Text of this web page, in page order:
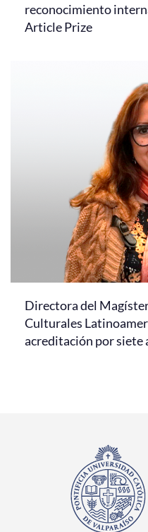
reconocimiento
Article Prize
Directora del
Culturales
acreditación por siete